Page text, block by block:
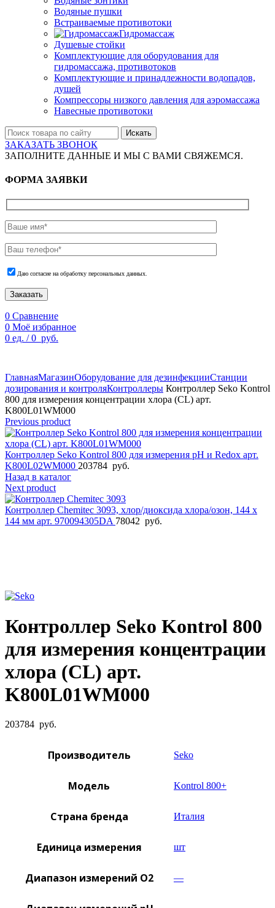
Водяные пушки
Встраиваемые противотоки
Гидромассаж
Душевые стойки
Комплектующие для оборудования для
гидромассажа, противотоков
Комплектующие и принадлежности водопадов,
душей
Компрессоры низкого давления для аэромассажа
Навесные противотоки
Искать
ЗАКАЗАТЬ ЗВОНОК
ЗАПОЛНИТЕ ДАННЫЕ И МЫ С ВАМИ СВЯЖЕМСЯ.
ФОРМА ЗАЯВКИ
Даю согласие на обработку персональных данных.
Заказать
0 Сравнение
0 Моё избранное
0 ед. / 0 руб.
ГлавнаяМагазинОборудование для дезинфекцииСтанции
дозирования и контроляКонтроллеры Контроллер Seko Kontrol
800 для измерения концентрации хлора (CL) арт.
K800L01WM000
Previous product
Контроллер Seko Kontrol 800 для измерения pH и Redox арт.
K800L02WM000 203784 руб.
Назад в каталог
Next product
Контроллер Chemitec 3093, хлор/диоксида хлора/озон, 144 x
144 мм арт. 970094305DA 78042 руб.
Контроллер Seko Kontrol 800
для измерения концентрации
хлора (CL) арт.
K800L01WM000
203784 руб.
Производитель Seko
Модель Kontrol 800+
Страна бренда Италия
Единица измерения шт
Диапазон измерений O2 —